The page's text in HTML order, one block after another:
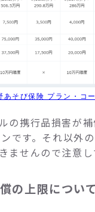
あそび保険 プラン・コ
の携行品損害が
です。それ以外
ませんので注意
の上限について